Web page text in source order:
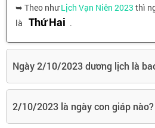
➥ Theo nhưLịch Vạn Niên 2023 thì
là Thứ Hai .
Ngày 2/10/2023 dương lịch là
2/10/2023 là ngày con giáp nào?